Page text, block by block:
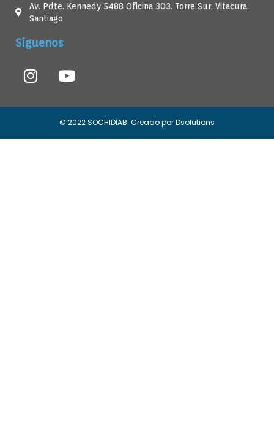
Av. Pdte. Kennedy 5488 Oficina 303. Torre Sur, Vitacura,
Santiago
Síguenos
© 2022 SOCHIDIAB. Creado por Dsolutions